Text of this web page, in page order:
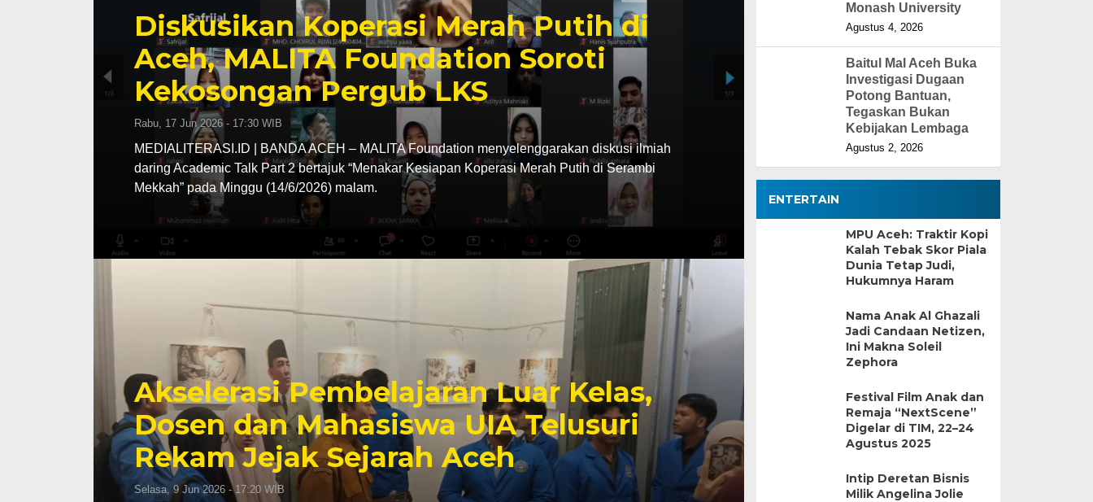
Diskusikan Koperasi Merah Putih di
Aceh, MALITA Foundation Soroti
Kekosongan Pergub LKS
Rabu, 17 Jun 2026 - 17:30 WIB
MEDIALITERASI.ID | BANDA ACEH – MALITA Foundation menyelenggarakan diskusi ilmiah
daring Academic Talk Part 2 bertajuk “Menakar Kesiapan Koperasi Merah Putih di Serambi
Mekkah” pada Minggu (14/6/2026) malam.
Akselerasi Pembelajaran Luar Kelas,
Dosen dan Mahasiswa UIA Telusuri
Rekam Jejak Sejarah Aceh
Selasa, 9 Jun 2026 - 17:20 WIB
Monash University
Agustus 4, 2026
Baitul Mal Aceh Buka
Investigasi Dugaan
Potong Bantuan,
Tegaskan Bukan
Kebijakan Lembaga
Agustus 2, 2026
ENTERTAIN
MPU Aceh: Traktir Kopi
Kalah Tebak Skor Piala
Dunia Tetap Judi,
Hukumnya Haram
Nama Anak Al Ghazali
Jadi Candaan Netizen,
Ini Makna Soleil
Zephora
Festival Film Anak dan
Remaja “NextScene”
Digelar di TIM, 22–24
Agustus 2025
Intip Deretan Bisnis
Milik Angelina Jolie